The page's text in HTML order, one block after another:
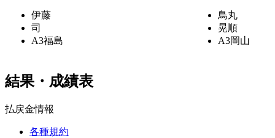
伊藤
司
A3福島
鳥丸
晃順
A3岡山
結果・成績表
払戻金情報
各種規約